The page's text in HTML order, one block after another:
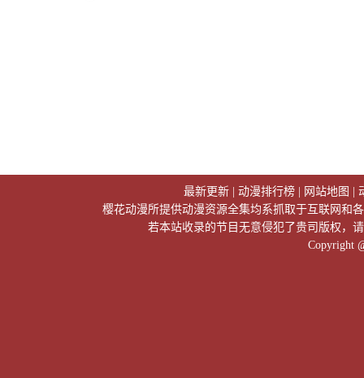
最新更新 动漫排行榜 网站地图
樱花动漫所提供动漫资源全集均系抓取于互联网和
若本站收录的节目无意侵犯了贵司版权，
Copyright